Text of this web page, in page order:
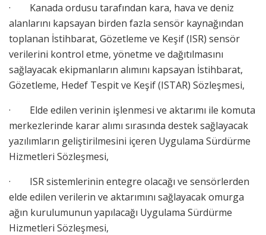
· Kanada ordusu tarafından kara, hava ve deniz
alanlarını kapsayan birden fazla sensör kaynağından
toplanan İstihbarat, Gözetleme ve Keşif (ISR) sensör
verilerini kontrol etme, yönetme ve dağıtılmasını
sağlayacak ekipmanların alımını kapsayan İstihbarat,
Gözetleme, Hedef Tespit ve Keşif (ISTAR) Sözleşmesi,
· Elde edilen verinin işlenmesi ve aktarımı ile komuta
merkezlerinde karar alımı sırasında destek sağlayacak
yazılımların geliştirilmesini içeren Uygulama Sürdürme
Hizmetleri Sözleşmesi,
· ISR sistemlerinin entegre olacağı ve sensörlerden
elde edilen verilerin ve aktarımını sağlayacak omurga
ağın kurulumunun yapılacağı Uygulama Sürdürme
Hizmetleri Sözleşmesi,